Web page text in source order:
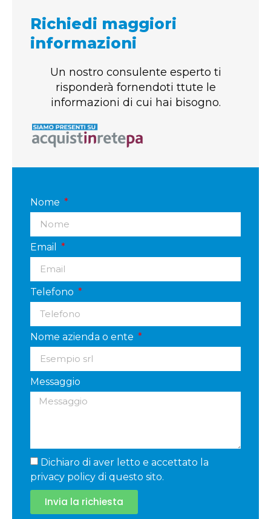
Richiedi maggiori
informazioni
Un nostro consulente esperto ti
risponderà fornendoti ttute le
informazioni di cui hai bisogno.
Nome
Email
Telefono
Nome azienda o ente
Messaggio
Dichiaro di aver letto e accettato la
privacy policy di questo sito.
Invia la richiesta